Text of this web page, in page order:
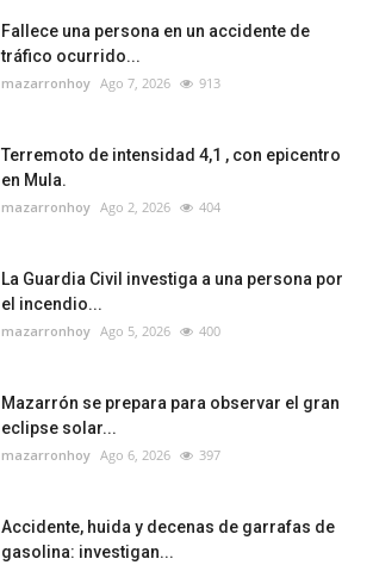
Fallece una persona en un accidente de
tráfico ocurrido...
mazarronhoy Ago 7, 2026 913
Terremoto de intensidad 4,1 , con epicentro
en Mula.
mazarronhoy Ago 2, 2026 404
La Guardia Civil investiga a una persona por
el incendio...
mazarronhoy Ago 5, 2026 400
Mazarrón se prepara para observar el gran
eclipse solar...
mazarronhoy Ago 6, 2026 397
Accidente, huida y decenas de garrafas de
gasolina: investigan...